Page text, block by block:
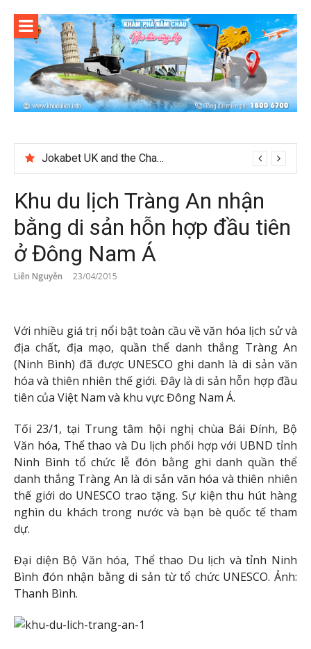
content
Jokabet UK and the Changing Expectations Around Slot Game Selection
Khu du lịch Tràng An nhận
bằng di sản hỗn hợp đầu tiên
ở Đông Nam Á
Liên Nguyễn 23/04/2015
Với nhiều giá trị nổi bật toàn cầu về văn hóa lịch sử và
địa chất, địa mạo, quần thể danh thắng Tràng An
(Ninh Bình) đã được UNESCO ghi danh là di sản văn
hóa và thiên nhiên thế giới. Đây là di sản hỗn hợp đầu
tiên của Việt Nam và khu vực Đông Nam Á.
Tối 23/1, tại Trung tâm hội nghị chùa Bái Đính, Bộ
Văn hóa, Thể thao và Du lịch phối hợp với UBND tỉnh
Ninh Bình tổ chức lễ đón bằng ghi danh quần thể
danh thắng Tràng An là di sản văn hóa và thiên nhiên
thế giới do UNESCO trao tặng. Sự kiện thu hút hàng
nghìn du khách trong nước và bạn bè quốc tế tham
dự.
Đại diện Bộ Văn hóa, Thể thao Du lịch và tỉnh Ninh
Bình đón nhận bằng di sản từ tổ chức UNESCO. Ảnh:
Thanh Bình.